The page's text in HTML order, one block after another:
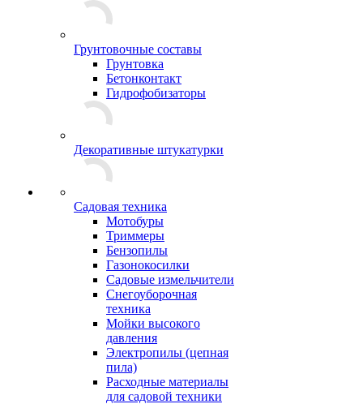
Грунтовочные составы
Грунтовка
Бетонконтакт
Гидрофобизаторы
Декоративные штукатурки
Садовая техника
Мотобуры
Триммеры
Бензопилы
Газонокосилки
Садовые измельчители
Снегоуборочная
техника
Мойки высокого
давления
Электропилы (цепная
пила)
Расходные материалы
для садовой техники